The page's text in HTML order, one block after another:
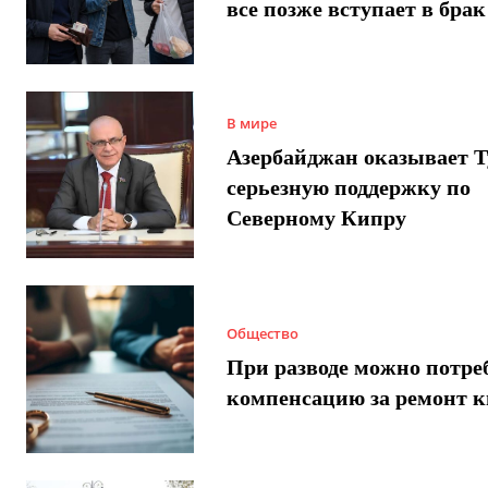
все позже вступает в брак
В мире
Азербайджан оказывает
серьезную поддержку по
Северному Кипру
Общество
При разводе можно
компенсацию за ремонт